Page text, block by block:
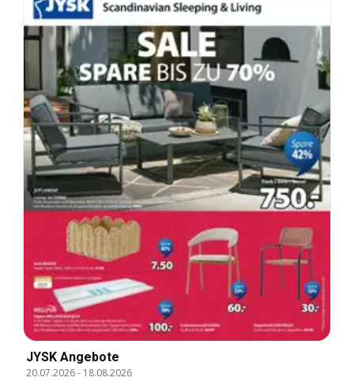
JYSK Angebote
20.07.2026- 18.08.2026